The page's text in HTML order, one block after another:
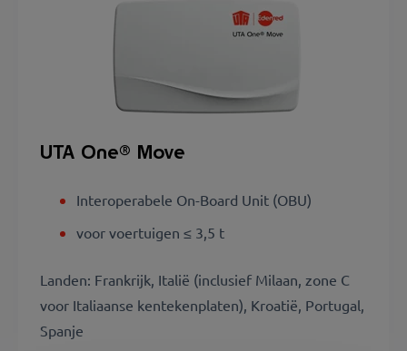
UTA One® Move
Interoperabele On-Board Unit (OBU)
voor voertuigen ≤ 3,5 t
L anden: Frankrijk, Italië (inclusief Milaan, zone C
voor Italiaanse kentekenplaten), Kroatië, Portugal,
Spanje